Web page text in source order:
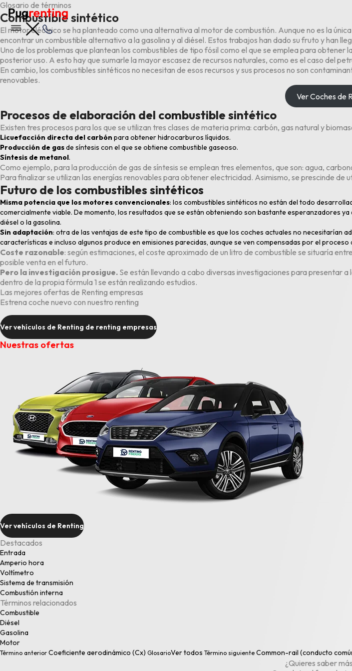
Glosario de términos
Combustible sintético
El motor eléctrico se ha planteado como una alternativa al motor de combustión. Aunque no es la
encontrar un combustible alternativo a la gasolina y al diésel. Estos trabajos han dado su fruto y han
Uno de los problemas que plantean los combustibles de tipo fósil como el que se emplea para
posterior uso. A esto hay que sumarle la mayor escasez de recursos naturales, como es el caso del
En cambio, los combustibles sintéticos no necesitan de esos recursos y sus procesos no son
renovables.
Ver Coches de
Procesos de elaboración del combustible sintético
Existen tres procesos para los que se utilizan tres clases de materia prima: carbón, gas natural y
Licuefacción directa del carbón para obtener hidrocarburos líquidos.
Producción de gasde síntesis con el que se obtiene combustible gaseoso.
Síntesis de metanol.
Como ejemplo, para la producción de gas de síntesis se emplean tres elementos, que son: agua,
Para finalizar se utilizan las energías renovables para obtener electricidad. Asimismo, se prescinde
Futuro de los combustibles sintéticos
Misma potencia que los motores convencionales: los combustibles sintéticos no están del todo
comercialmente viable. De momento, los resultados que se están obteniendo son bastante esperanzadores
diésel o la gasolina.
Sin adaptación: otra de las ventajas de este tipo de combustible es que los coches actuales no
características e incluso algunos produce en emisiones parecidas, aunque se ven compensadas por el
Coste razonable: según estimaciones, el coste aproximado de un litro de combustible se situaría
posible venta en el futuro.
Pero la investigación prosigue. Se están llevando a cabo diversas investigaciones para presentar
dentro de la propia fórmula 1 se están realizando estudios.
Las mejores ofertas de Renting empresas
Estrena coche nuevo con nuestro renting
Ver vehículos de Renting de renting empresas
Nuestras ofertas
Ver vehículos de Renting
Destacados
Entrada
Amperio hora
Voltímetro
Sistema de transmisión
Combustión interna
Términos relacionados
Combustible
Diésel
Gasolina
Motor
Término anterior Coeficiente aerodinámico (Cx) GlosarioVer todos Término siguiente Common-rail (conducto
¿Quieres saber